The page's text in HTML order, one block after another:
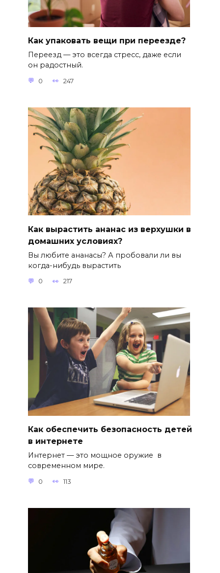
Как упаковать вещи при переезде?
Переезд — это всегда стресс, даже если
он радостный.
0 247
Как вырастить ананас из верхушки в
домашних условиях?
Вы любите ананасы? А пробовали ли вы
когда-нибудь вырастить
0 217
Как обеспечить безопасность детей
в интернете
Интернет — это мощное оружие в
современном мире.
0 113